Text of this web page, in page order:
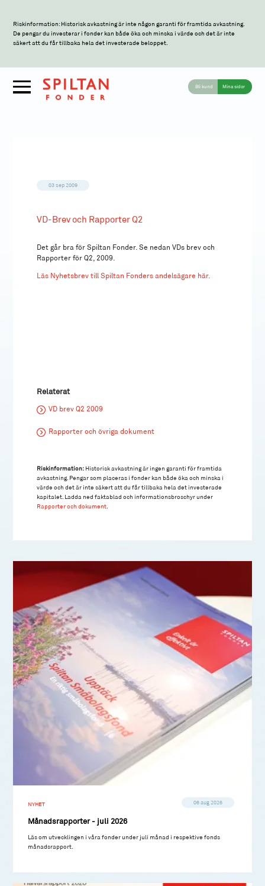
Riskinformation: Historisk avkastning är inte någon garanti för framtida avkastning.
De pengar du investerar i fonder kan både öka och minska i värde och det är inte
säkert att du får tillbaka hela det investerade beloppet.
Bli kund Mina sidor
03 sep 2009
VD-Brev och Rapporter Q2
Det går bra för Spiltan Fonder. Se nedan VDs brev och
Rapporter för Q2, 2009.
Läs Nyhetsbrev till Spiltan Fonders andelsägare här.
Relaterat
VD brev Q2 2009
Rapporter och övriga dokument
Riskinformation: Historisk avkastning är ingen garanti för framtida
avkastning. Pengar som placeras i fonder kan både öka och minska i
värde och det är inte säkert att du får tillbaka hela det investerade
kapitalet. Ladda ned faktablad och informationsbroschyr under
Rapporter och dokument
NYHET 06 aug 2026
Månadsrapporter - juli 2026
Läs om utvecklingen i våra fonder under juli månad i respektive fonds
månadsrapport.